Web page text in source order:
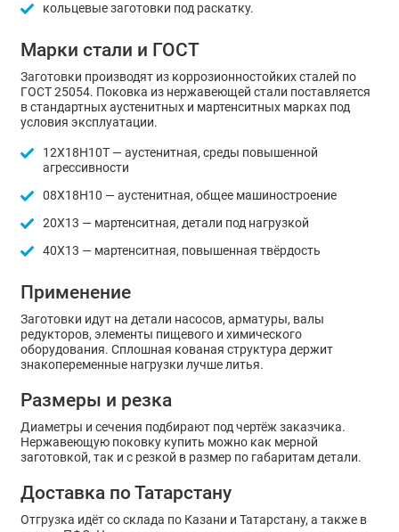
кольцевые заготовки под раскатку.
Марки стали и ГОСТ
Заготовки производят из коррозионностойких сталей по
ГОСТ 25054. Поковка из нержавеющей стали поставляется
в стандартных аустенитных и мартенситных марках под
условия эксплуатации.
12Х18Н10Т — аустенитная, среды повышенной
агрессивности
08Х18Н10 — аустенитная, общее машиностроение
20Х13 — мартенситная, детали под нагрузкой
40Х13 — мартенситная, повышенная твёрдость
Применение
Заготовки идут на детали насосов, арматуры, валы
редукторов, элементы пищевого и химического
оборудования. Сплошная кованая структура держит
знакопеременные нагрузки лучше литья.
Размеры и резка
Диаметры и сечения подбирают под чертёж заказчика.
Нержавеющую поковку купить можно как мерной
заготовкой, так и с резкой в размер по габаритам детали.
Доставка по Татарстану
Отгрузка идёт со склада по Казани и Татарстану, а также в